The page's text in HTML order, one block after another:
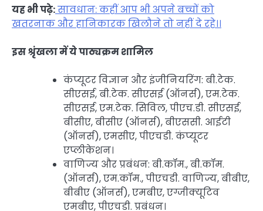
यह भी पढ़े:सावधान: कहीं आप भी अपने बच्चों को
खतरनाक और हानिकारक खिलौने तो नहीं दे रहे।।
इस श्रृंखला में ये पाठ्यक्रम शामिल
कंप्यूटर विज्ञान और इंजीनियरिंग: बी.टेक.
सीएसई, बी.टेक. सीएसई (ऑनर्स), एम.टेक.
सीएसई, एम.टेक. सिविल, पीएच.डी. सीएसई,
बीसीए, बीसीए (ऑनर्स), बीएससी. आईटी
(ऑनर्स), एमसीए, पीएचडी. कंप्यूटर
एप्लीकेशन।
वाणिज्य और प्रबंधन: बी.कॉम., बी.कॉम.
(ऑनर्स), एम.कॉम., पीएचडी. वाणिज्य, बीबीए,
बीबीए (ऑनर्स), एमबीए, एग्जीक्यूटिव
एमबीए, पीएचडी. प्रबंधन।